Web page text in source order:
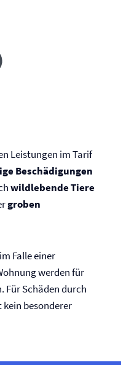
Leistungen im Tarif
Beschädigungen
wildlebende Tiere
groben
im Falle einer
werden für
Für Schäden durch
kein besonderer